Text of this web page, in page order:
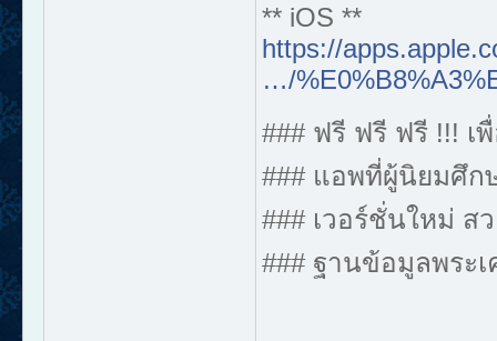
** iOS **
https://
…/
### ฟรี ฟรี ฟรี !!! เ
### แอพที่ผู้นิยมศึก
### เวอร์ชั่นใหม่ ส
### ฐานข้อมูลพระ